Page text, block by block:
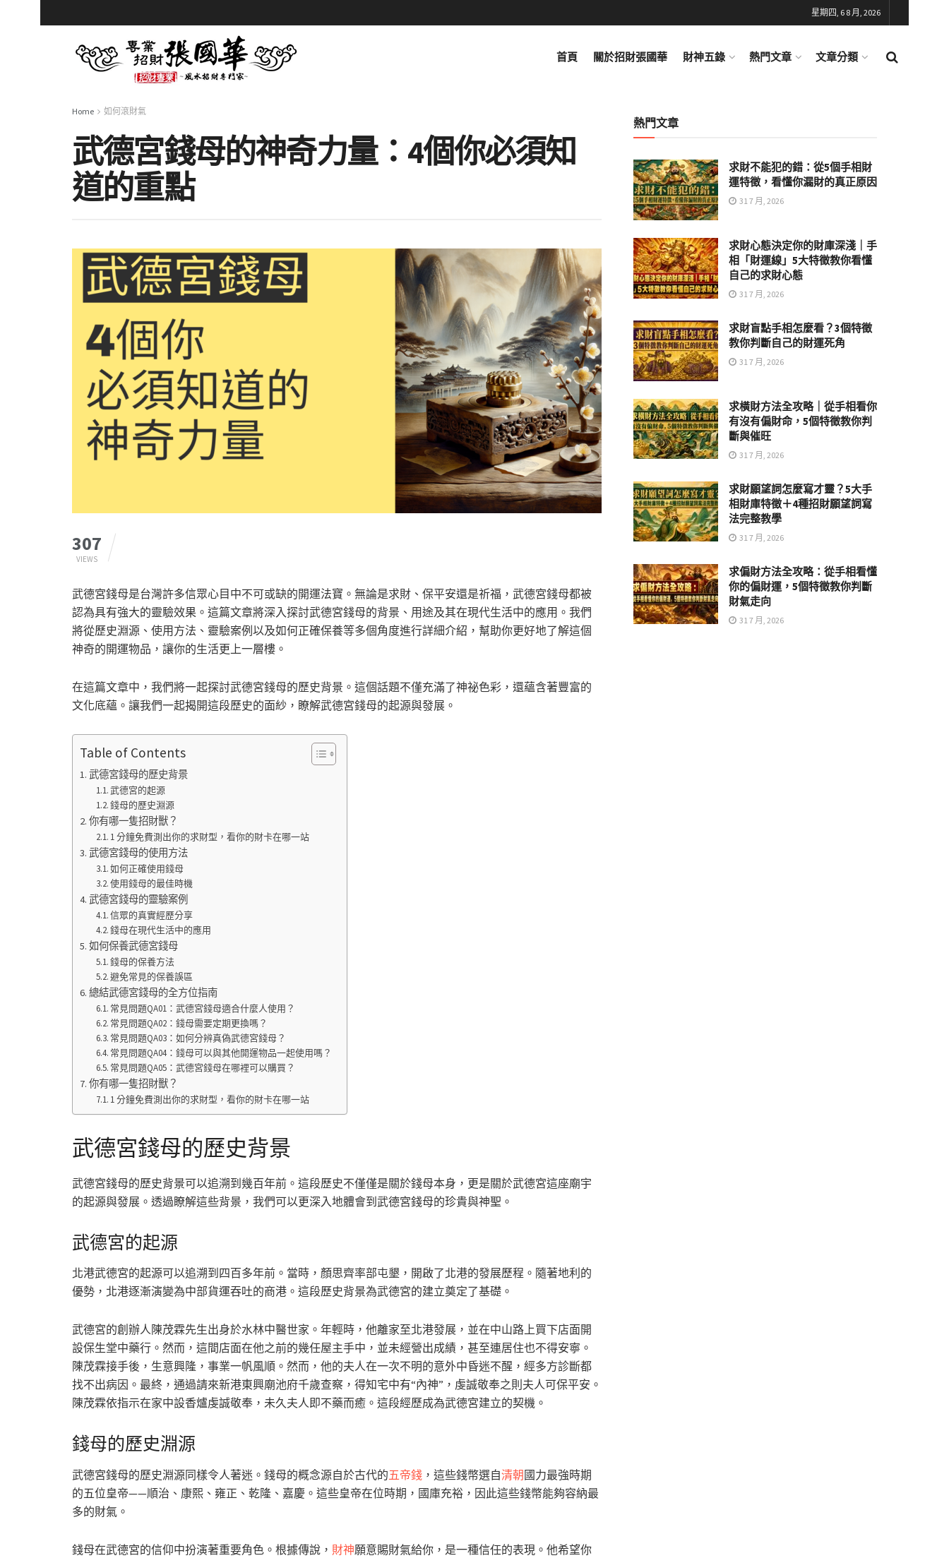
星期四, 6 8 月, 2026
首頁 關於招財張國華 財神五錄 熱門文章 文章分類
Home 如何滾財氣
武德宮錢母的神奇力量：4個你必須知
道的重點
307
VIEWS
武德宮錢母是台灣許多信眾心目中不可或缺的開運法寶。無論是求財、保平安還是祈福，武德宮錢母都被
認為具有強大的靈驗效果。這篇文章將深入探討武德宮錢母的背景、用途及其在現代生活中的應用。我們
將從歷史淵源、使用方法、靈驗案例以及如何正確保養等多個角度進行詳細介紹，幫助你更好地了解這個
神奇的開運物品，讓你的生活更上一層樓。
在這篇文章中，我們將一起探討武德宮錢母的歷史背景。這個話題不僅充滿了神祕色彩，還蘊含著豐富的
文化底蘊。讓我們一起揭開這段歷史的面紗，瞭解武德宮錢母的起源與發展。
Table of Contents
武德宮錢母的歷史背景
武德宮的起源
錢母的歷史淵源
你有哪一隻招財獸？
1 分鐘免費測出你的求財型，看你的財卡在哪一站
武德宮錢母的使用方法
如何正確使用錢母
使用錢母的最佳時機
武德宮錢母的靈驗案例
信眾的真實經歷分享
錢母在現代生活中的應用
如何保養武德宮錢母
錢母的保養方法
避免常見的保養誤區
總結武德宮錢母的全方位指南
常見問題QA01：武德宮錢母適合什麼人使用？
常見問題QA02：錢母需要定期更換嗎？
常見問題QA03：如何分辨真偽武德宮錢母？
常見問題QA04：錢母可以與其他開運物品一起使用嗎？
常見問題QA05：武德宮錢母在哪裡可以購買？
你有哪一隻招財獸？
1 分鐘免費測出你的求財型，看你的財卡在哪一站
武德宮錢母的歷史背景
武德宮錢母的歷史背景可以追溯到幾百年前。這段歷史不僅僅是關於錢母本身，更是關於武德宮這座廟宇
的起源與發展。透過瞭解這些背景，我們可以更深入地體會到武德宮錢母的珍貴與神聖。
武德宮的起源
北港武德宮的起源可以追溯到四百多年前。當時，顏思齊率部屯墾，開啟了北港的發展歷程。隨著地利的
優勢，北港逐漸演變為中部貨運吞吐的商港。這段歷史背景為武德宮的建立奠定了基礎。
武德宮的創辦人陳茂霖先生出身於水林中醫世家。年輕時，他離家至北港發展，並在中山路上買下店面開
設保生堂中藥行。然而，這間店面在他之前的幾任屋主手中，並未經營出成績，甚至連居住也不得安寧。
陳茂霖接手後，生意興隆，事業一帆風順。然而，他的夫人在一次不明的意外中昏迷不醒，經多方診斷都
找不出病因。最終，通過請來新港東興廟池府千歲查察，得知宅中有“內神”，虔誠敬奉之則夫人可保平安。
陳茂霖依指示在家中設香爐虔誠敬奉，未久夫人即不藥而癒。這段經歷成為武德宮建立的契機。
錢母的歷史淵源
武德宮錢母的歷史淵源同樣令人著迷。錢母的概念源自於古代的五帝錢 ，這些錢幣選自清朝國力最強時期
的五位皇帝——順治、康熙、雍正、乾隆、嘉慶。這些皇帝在位時期，國庫充裕，因此這些錢幣能夠容納最
多的財氣。
錢母在武德宮的信仰中扮演著重要角色。根據傳說， 財神願意賜財氣給你，是一種信任的表現。他希望你
熱門文章
求財不能犯的錯：從5個手相財
運特徵，看懂你漏財的真正原因
31 7 月, 2026
求財心態決定你的財庫深淺｜手
相「財運線」5大特徵教你看懂
自己的求財心態
31 7 月, 2026
求財盲點手相怎麼看？3個特徵
教你判斷自己的財運死角
31 7 月, 2026
求橫財方法全攻略｜從手相看你
有沒有偏財命，5個特徵教你判
斷與催旺
31 7 月, 2026
求財願望詞怎麼寫才靈？5大手
相財庫特徵＋4種招財願望詞寫
法完整教學
31 7 月, 2026
求偏財方法全攻略：從手相看懂
你的偏財運，5個特徵教你判斷
財氣走向
31 7 月, 2026